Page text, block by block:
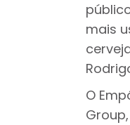
mais
O